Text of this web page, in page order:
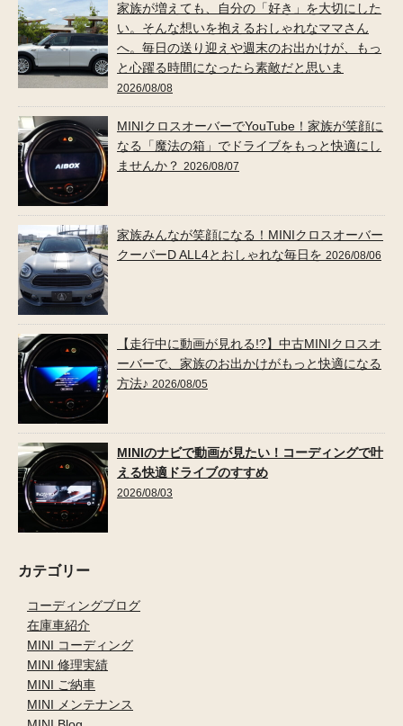
家族が増えても、自分の「好き」を大切にした
い。そんな想いを抱えるおしゃれなママさん
へ。毎日の送り迎えや週末のお出かけが、もっ
と心躍る時間になったら素敵だと思いま
2026/08/08
MINIクロスオーバーでYouTube！家族が笑顔に
なる「魔法の箱」でドライブをもっと快適にし
ませんか？ 2026/08/07
家族みんなが笑顔になる！MINIクロスオーバー
クーパーD ALL4とおしゃれな毎日を 2026/08/06
【走行中に動画が見れる!?】中古MINIクロスオ
ーバーで、家族のお出かけがもっと快適になる
方法♪ 2026/08/05
MINIのナビで動画が見たい！コーディングで叶
える快適ドライブのすすめ
2026/08/03
カテゴリー
コーディングブログ
在庫車紹介
MINI コーディング
MINI 修理実績
MINI ご納車
MINI メンテナンス